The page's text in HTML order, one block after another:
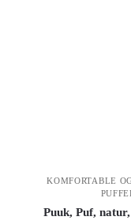
KOMFORTABLE
Puuk, Puf,